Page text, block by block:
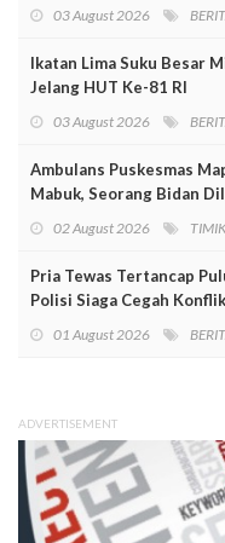
03 August 2026
Ikatan Lima Suku Besar
Jelang HUT Ke-81 RI
03 August 2026
Ambulans Puskesmas
Mabuk, Seorang Bidan
02 August 2026
Pria Tewas Tertancap
Polisi Siaga Cegah Konflik
01 August 2026
ADVERTISEMENT